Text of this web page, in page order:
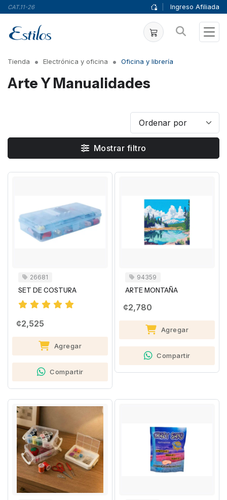
CAT.11-26 Ingreso Afiliada
Tienda Electrónica y oficina Oficina y librería
Arte Y Manualidades
Mostrar filtro
26681
SET DE COSTURA
¢2,525
Agregar
Compartir
94359
ARTE MONTAÑA
¢2,780
Agregar
Compartir